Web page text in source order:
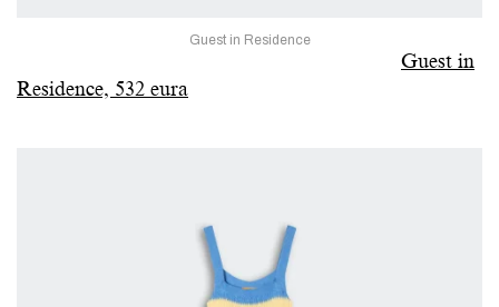
Guest in Residence
Guest in
Residence, 532 eura